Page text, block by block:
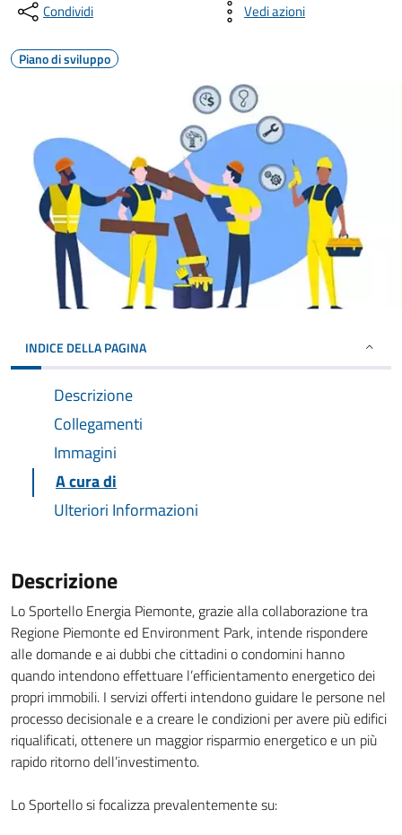
Condividi Vedi azioni
Piano di sviluppo
INDICE DELLA PAGINA
Descrizione
Collegamenti
Immagini
A cura di
Ulteriori Informazioni
Descrizione
Lo Sportello Energia Piemonte, grazie alla collaborazione tra
Regione Piemonte ed Environment Park, intende rispondere
alle domande e ai dubbi che cittadini o condomini hanno
quando intendono effettuare l’efficientamento energetico dei
propri immobili. I servizi offerti intendono guidare le persone nel
processo decisionale e a creare le condizioni per avere più edifici
riqualificati, ottenere un maggior risparmio energetico e un più
rapido ritorno dell’investimento.
Lo Sportello si focalizza prevalentemente su: